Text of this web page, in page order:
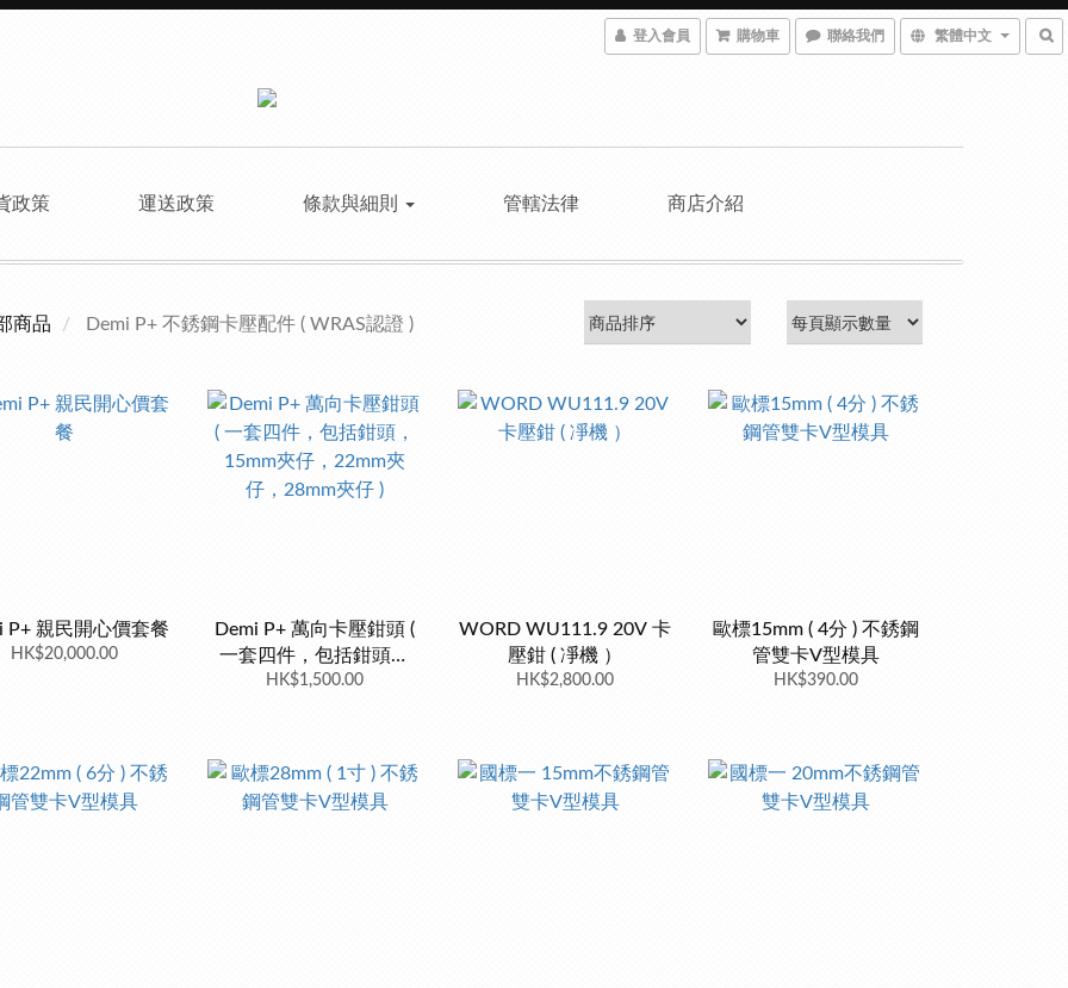
登入會員 購物車 聯絡我們 繁體中文
政策 運送政策 條款與細則 管轄法律 商店介紹
商品 Demi P+ 不銹鋼卡壓配件 ( WRAS認證 )
P+ 親民開心價套餐
HK$20,000.00
Demi P+ 萬向卡壓鉗頭 (
一套四件，包括鉗頭，
15mm夾仔，22mm夾
HK$1,500.00
WORD WU111.9 20V 卡
壓鉗 ( 凈機 ）
HK$2,800.00
歐標15mm ( 4分 ) 不銹鋼
管雙卡V型模具
HK$390.00